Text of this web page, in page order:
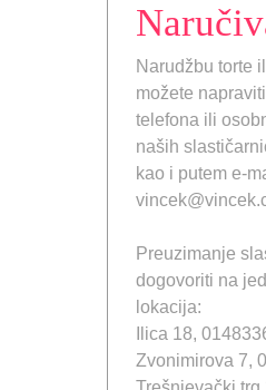
Narudžbu torte
možete
telefona ili
naših
kao i putem e-
Preuzimanje
dogovoriti na
lokacija:
Ilica 18,
Zvonimirova 7,